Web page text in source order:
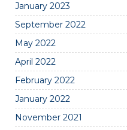
January 2023
September 2022
May 2022
April 2022
February 2022
January 2022
November 2021